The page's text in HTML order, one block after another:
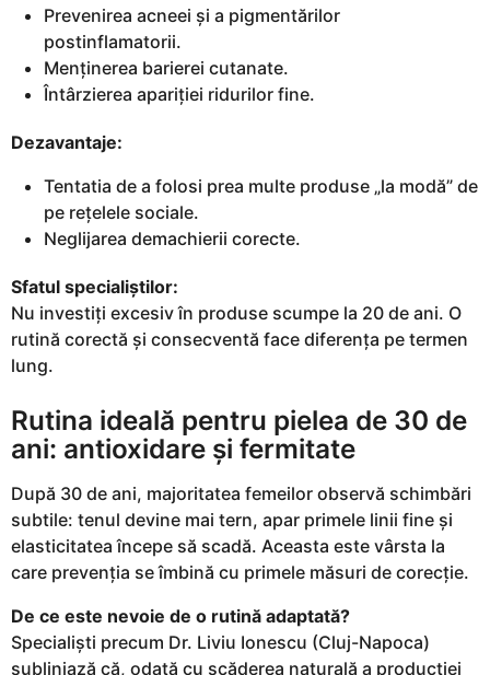
Prevenirea acneei și a pigmentărilor
postinflamatorii.
Menținerea barierei cutanate.
Întârzierea apariției ridurilor fine.
Dezavantaje:
Tentatia de a folosi prea multe produse „la modă” de
pe rețelele sociale.
Neglijarea demachierii corecte.
Sfatul specialiștilor:
Nu investiți excesiv în produse scumpe la 20 de ani. O
rutină corectă și consecventă face diferența pe termen
lung.
Rutina ideală pentru pielea de 30 de
ani: antioxidare și fermitate
După 30 de ani, majoritatea femeilor observă schimbări
subtile: tenul devine mai tern, apar primele linii fine și
elasticitatea începe să scadă. Aceasta este vârsta la
care prevenția se îmbină cu primele măsuri de corecție.
De ce este nevoie de o rutină adaptată?
Specialiști precum Dr. Liviu Ionescu (Cluj-Napoca)
subliniază că, odată cu scăderea naturală a producției